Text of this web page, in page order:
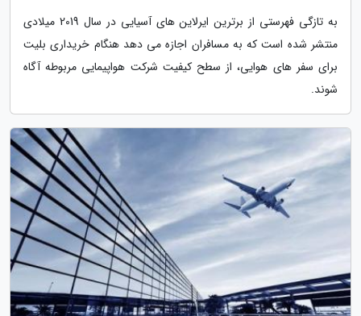
به تازگی فهرستی از برترین ایرلاین های آسیایی در سال 2019 میلادی
منتشر شده است که به مسافران اجازه می دهد هنگام خریداری بلیت
برای سفر های هوایی، از سطح کیفیت شرکت هواپیمایی مربوطه آگاه
شوند.